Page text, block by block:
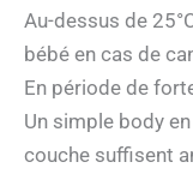
Au-dessus de
bébé en cas de
En période de
Un simple body
couche suffisent